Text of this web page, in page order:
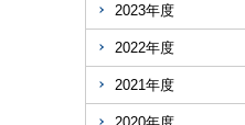
2023年度
2022年度
2021年度